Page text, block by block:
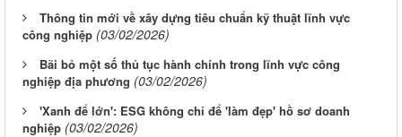
Thông tin mới về xây dựng tiêu chuẩn kỹ thuật lĩnh vực
công nghiệp (03/02/2026)
Bãi bỏ một số thủ tục hành chính trong lĩnh vực công
nghiệp địa phương (03/02/2026)
'Xanh để lớn': ESG không chỉ để 'làm đẹp' hồ sơ doanh
nghiệp (03/02/2026)